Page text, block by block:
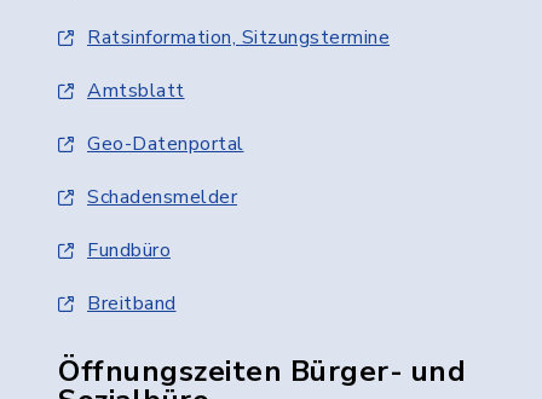
Ratsinformation, Sitzungstermine
Amtsblatt
Geo-Datenportal
Schadensmelder
Fundbüro
Breitband
Öffnungszeiten Bürger- und